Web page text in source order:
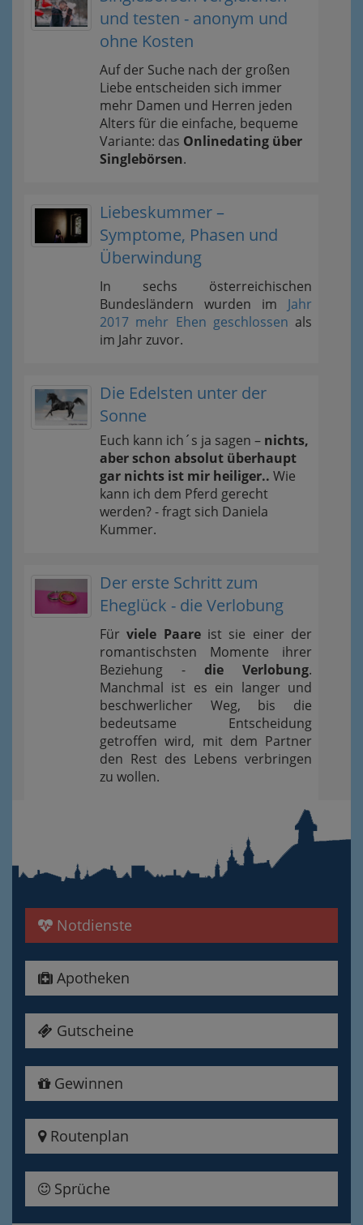
und testen - anonym und
ohne Kosten
Auf der Suche nach der großen
Liebe entscheiden sich immer
mehr Damen und Herren jeden
Alters für die einfache, bequeme
Variante: das Onlinedating über
Singlebörsen.
Liebeskummer –
Symptome, Phasen und
Überwindung
In sechs österreichischen
Bundesländern wurden im Jahr
2017 mehr Ehen geschlossen als
im Jahr zuvor.
Die Edelsten unter der
Sonne
Euch kann ich´s ja sagen – nichts,
aber schon absolut überhaupt
gar nichts ist mir heiliger.. Wie
kann ich dem Pferd gerecht
werden? - fragt sich Daniela
Kummer.
Der erste Schritt zum
Eheglück - die Verlobung
Fürviele Paareist sie einer der
romantischsten Momente ihrer
Beziehung - die Verlobung.
Manchmal ist es ein langer und
beschwerlicher Weg, bis die
bedeutsame Entscheidung
getroffen wird, mit dem Partner
den Rest des Lebens verbringen
zu wollen.
Notdienste
Apotheken
Gutscheine
Gewinnen
Routenplan
Sprüche